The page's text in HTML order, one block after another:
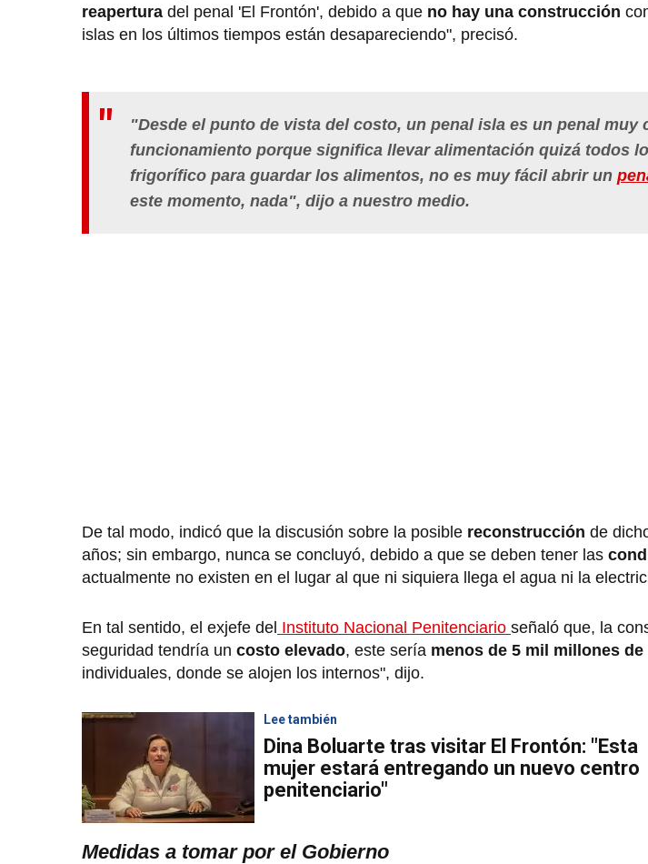
reapertura del penal 'El Frontón', debido a que no hay una construcción
islas en los últimos tiempos están desapareciendo", precisó.
"Desde el punto de vista del costo, un penal isla es un penal muy
funcionamiento porque significa llevar alimentación quizá todos
frigorífico para guardar los alimentos, no es muy fácil abrir un
este momento, nada", dijo a nuestro medio.
De tal modo, indicó que la discusión sobre la posible reconstrucción de
años; sin embargo, nunca se concluyó, debido a que se deben tener las
actualmente no existen en el lugar al que ni siquiera llega el agua ni la
En tal sentido, el exjefe del Instituto Nacional Penitenciario señaló que, la
seguridad tendría un costo elevado, este sería menos de 5 mil millones de
individuales, donde se alojen los internos", dijo.
Lee también
Dina Boluarte tras visitar El Frontón: "Esta
mujer estará entregando un nuevo centro
penitenciario"
Medidas a tomar por el Gobierno